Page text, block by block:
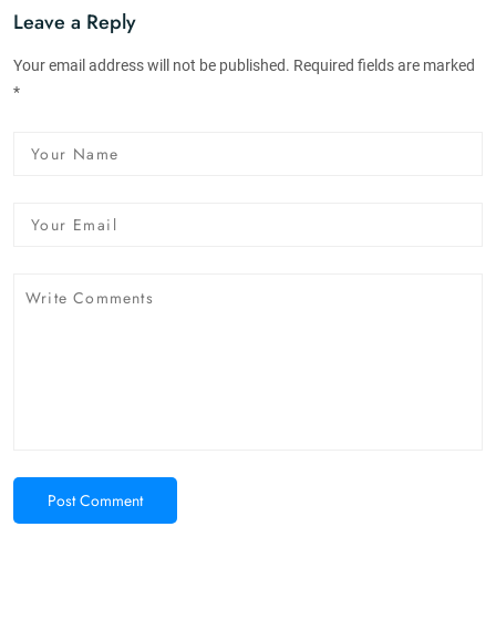
Leave a Reply
Your email address will not be published. Required fields are marked
*
Post Comment